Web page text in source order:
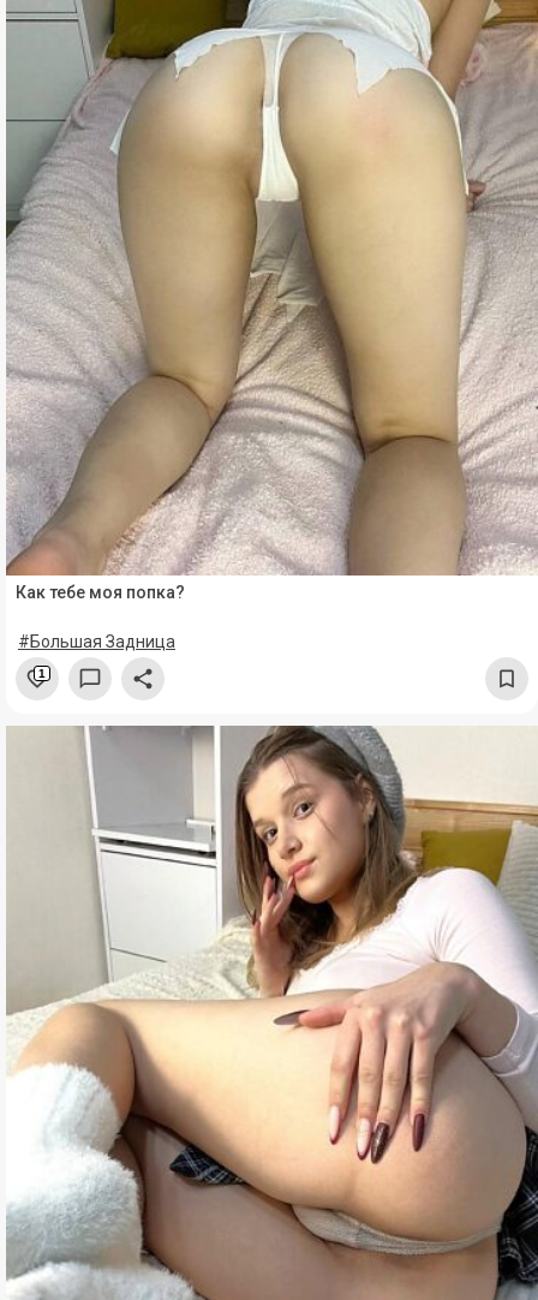
Как тебе моя попка?
#Большая Задница
1